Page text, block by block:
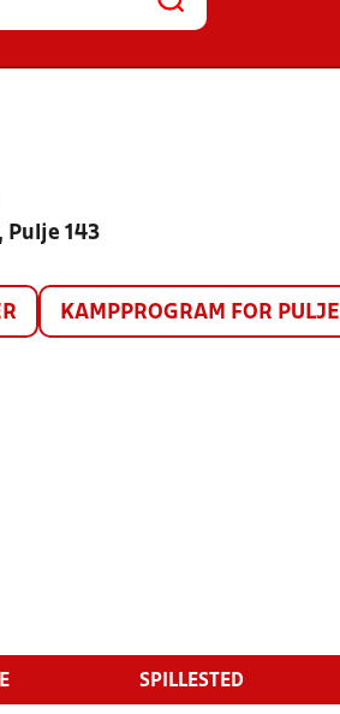
Pulje 143
KAMPPROGRAM FOR PULJE
SPILLESTED